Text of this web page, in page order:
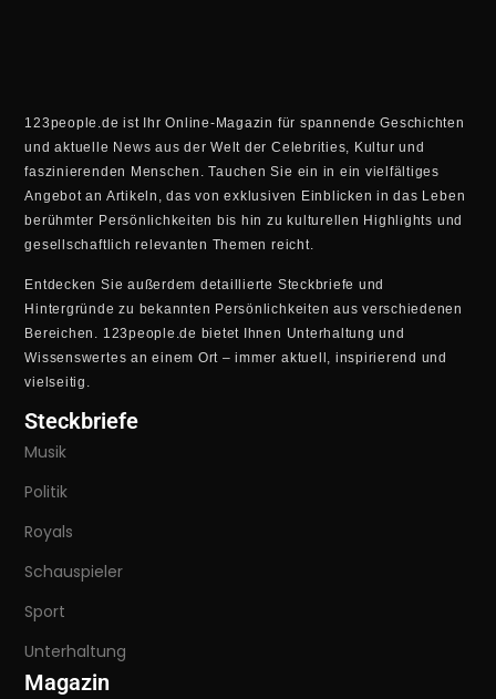
123people.de ist Ihr Online-Magazin für spannende Geschichten
und aktuelle News aus der Welt der Celebrities, Kultur und
faszinierenden Menschen. Tauchen Sie ein in ein vielfältiges
Angebot an Artikeln, das von exklusiven Einblicken in das Leben
berühmter Persönlichkeiten bis hin zu kulturellen Highlights und
gesellschaftlich relevanten Themen reicht.
Entdecken Sie außerdem detaillierte Steckbriefe und
Hintergründe zu bekannten Persönlichkeiten aus verschiedenen
Bereichen. 123people.de bietet Ihnen Unterhaltung und
Wissenswertes an einem Ort – immer aktuell, inspirierend und
vielseitig.
Steckbriefe
Musik
Politik
Royals
Schauspieler
Sport
Unterhaltung
Magazin